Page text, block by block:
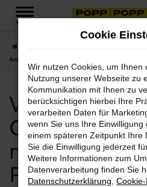
Zum
MENÜ
Angebote mit Lieferservice nach Plauen
Volvo Plauen
Cross
mit
Plauen
Cookie
Wir nutzen Cookies, um Ihnen
Nutzung unserer Webseite zu
Kommunikation mit Ihnen zu
berücksichtigen hierbei Ihre
verarbeiten Daten für
wenn Sie uns Ihre Einwilligung
einem späteren Zeitpunkt Ihre
Sie die Einwilligung jederzeit
Weitere Informationen zum
Datenverarbeitung finden Sie
Datenschutzerklärung